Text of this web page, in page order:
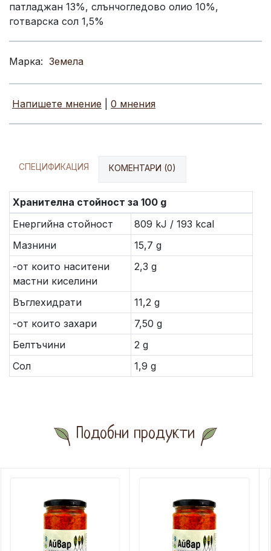
патладжан 13%, слънчогледово олио 10%,
готварска сол 1,5%
Марка: Земела
Напишете мнение 0 мнения
СПЕЦИФИКАЦИЯ КОМЕНТАРИ (0)
Хранителна стойност за 100 g
Енергийна стойност
809 kJ / 193 kcal
Мазнини
15,7 g
-от които наситени
мастни киселини
2,3 g
Въглехидрати
11,2 g
-от които захари
7,50 g
Белтъчини
2 g
Сол
1,9 g
Подобни продукти